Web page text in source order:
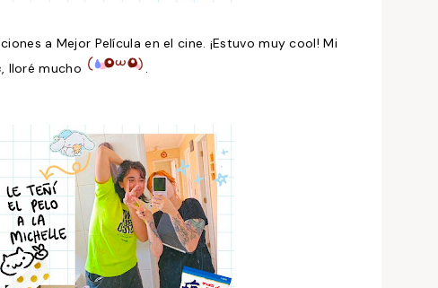
a Mejor Película en el cine. ¡Estuvo muy cool! Mi
, lloré mucho .